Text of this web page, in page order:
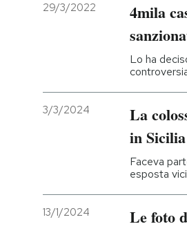
29/3/2022
4mila
Lo ha
3/3/2024
La
in Sicilia
Faceva
esposta
13/1/2024 Le foto